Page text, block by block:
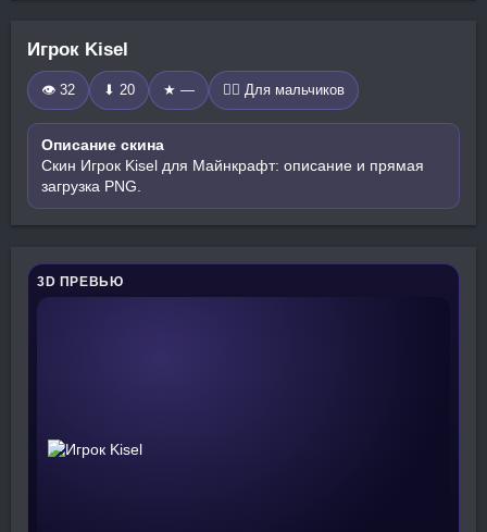
Игрок Kisel
👁 32 ⬇ 20 ★ — 🧍‍♂️ Для мальчиков
Описание скина
Скин Игрок Kisel для Майнкрафт: описание и прямая
загрузка PNG.
3D ПРЕВЬЮ